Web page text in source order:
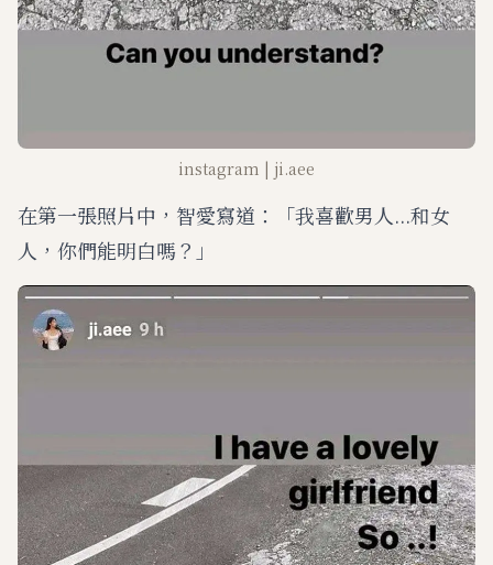
instagram | ji.aee
在第一張照片中，智愛寫道：「我喜歡男人...和女
人，你們能明白嗎？」